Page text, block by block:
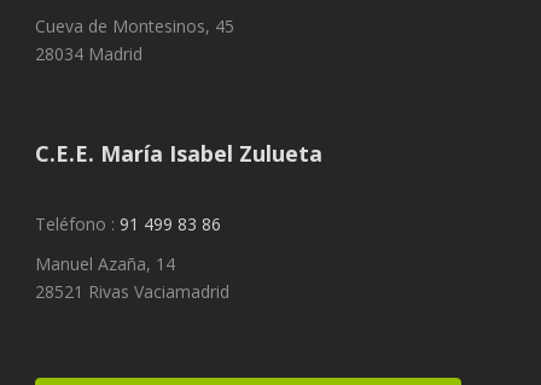
Cueva de Montesinos, 45
28034 Madrid
C.E.E. María Isabel Zulueta
Teléfono : 91 499 83 86
Manuel Azaña, 14
28521 Rivas Vaciamadrid